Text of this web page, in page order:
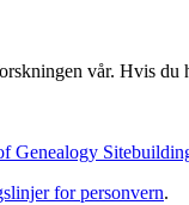
vår. Hvis du
Genealogy
for personvern.